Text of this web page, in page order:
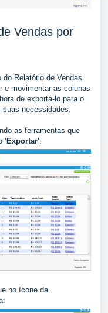
Vendas por
Relatório de Vendas
e movimentar as colunas
de exportá-lo para o
suas necessidades.
as ferramentas que
'Exportar':
no ícone da